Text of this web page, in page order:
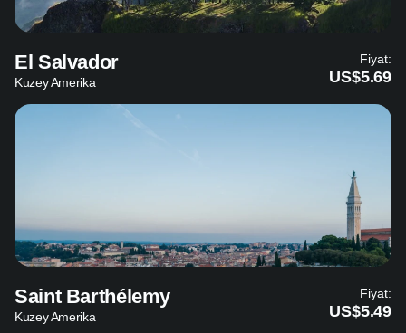
El Salvador
Kuzey Amerika
Fiyat:
US$5.69
Saint Barthélemy
Kuzey Amerika
Fiyat:
US$5.49